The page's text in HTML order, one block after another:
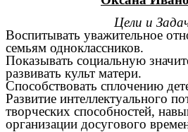
Цели и
Воспитывать уважительное
семьям одноклассников.
Показывать социальную
развивать культ матери.
Способствовать сплочению
Развитие интеллектуального
творческих способностей,
организации досугового